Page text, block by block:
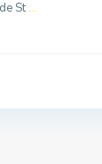
St ...